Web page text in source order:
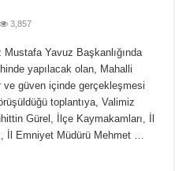
3,857
Yavuz Başkanlığında
yapılacak olan, Mahalli
ve güven içinde gerçekleşmesi
toplantıya, Valimiz
Gürel, İlçe Kaymakamları, İl
İl Emniyet Müdürü Mehmet …